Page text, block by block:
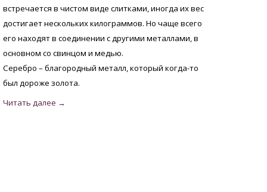
встречается в чистом виде слитками, иногда их вес
достигает нескольких килограммов. Но чаще всего
его находят в соединении с другими металлами, в
основном со свинцом и медью.
Серебро – благородный металл, который когда-то
был дороже золота.